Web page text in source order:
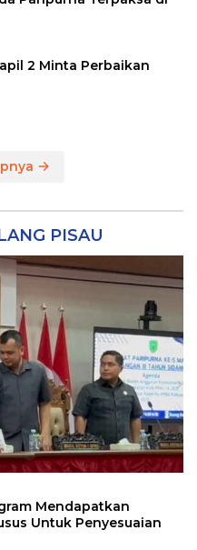
2 Minta Perbaikan
PISAU
Mendapatkan
Untuk Penyesuaian